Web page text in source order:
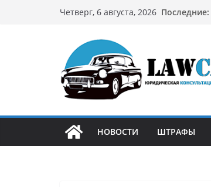
Четверг, 6 августа, 2026 Последние:
НОВОСТИ ШТРАФЫ